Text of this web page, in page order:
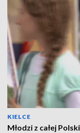
KIELCE
Młodzi z całej